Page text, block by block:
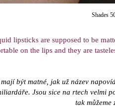
Shades
lipsticks are supposed to be
on the lips and they are
mají být matné, jak už název
Jsou sice na rtech velmi
tak můžeme